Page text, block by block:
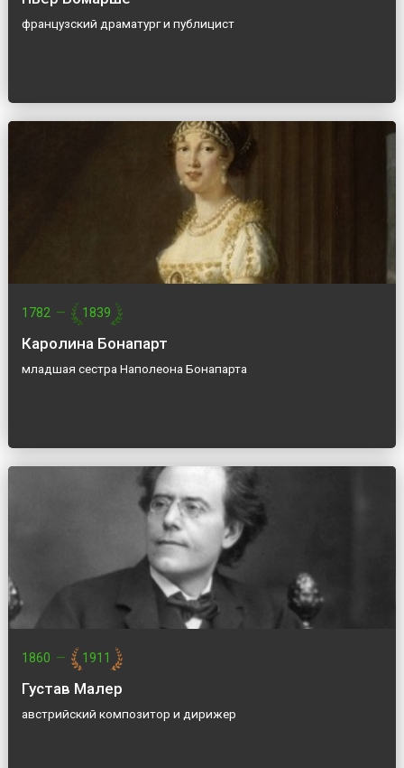
французский драматург и публицист
1782 — 1839
Каролина Бонапарт
младшая сестра Наполеона Бонапарта
1860 — 1911
Густав Малер
австрийский композитор и дирижер